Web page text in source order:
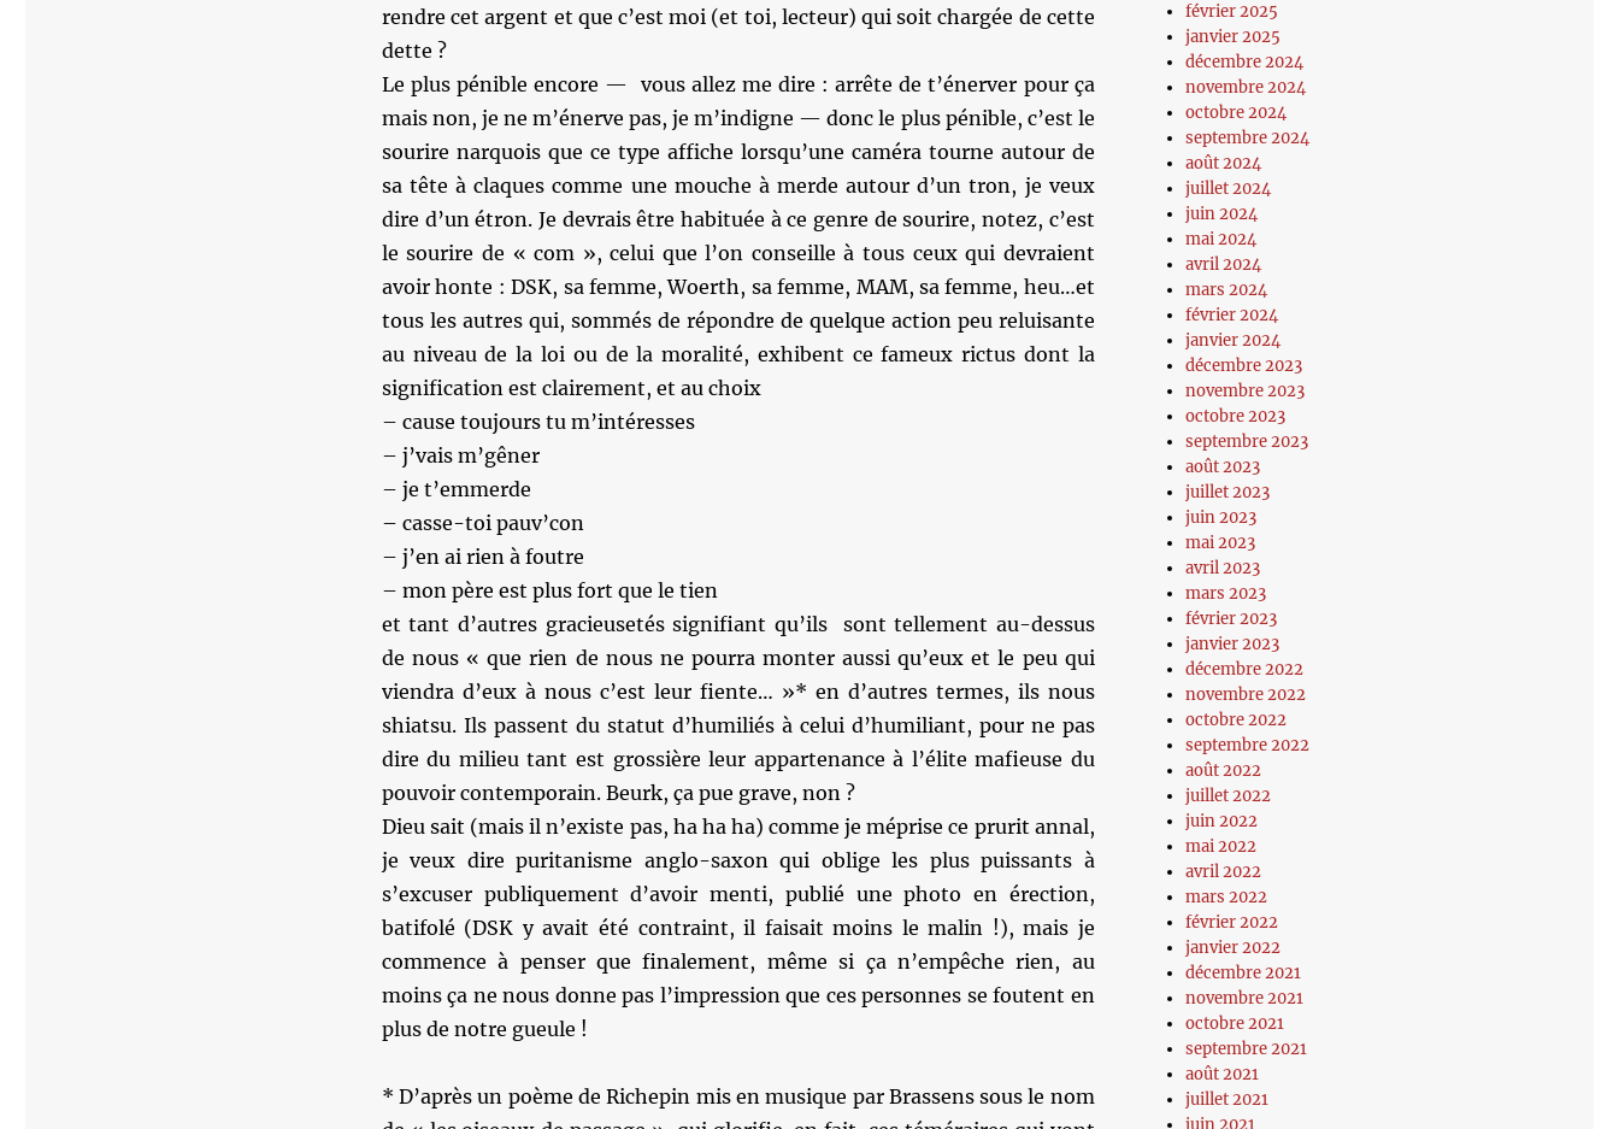
rendre cet argent et que c’est moi (et toi, lecteur) qui soit chargée de cette
dette ?
Le plus pénible encore — vous allez me dire : arrête de t’énerver pour ça
mais non, je ne m’énerve pas, je m’indigne — donc le plus pénible, c’est le
sourire narquois que ce type affiche lorsqu’une caméra tourne autour de
sa tête à claques comme une mouche à merde autour d’un tron, je veux
dire d’un étron. Je devrais être habituée à ce genre de sourire, notez, c’est
le sourire de « com », celui que l’on conseille à tous ceux qui devraient
avoir honte : DSK, sa femme, Woerth, sa femme, MAM, sa femme, heu…et
tous les autres qui, sommés de répondre de quelque action peu reluisante
au niveau de la loi ou de la moralité, exhibent ce fameux rictus dont la
signification est clairement, et au choix
– cause toujours tu m’intéresses
– j’vais m’gêner
– je t’emmerde
– casse-toi pauv’con
– j’en ai rien à foutre
– mon père est plus fort que le tien
et tant d’autres gracieusetés signifiant qu’ils sont tellement au-dessus
de nous « que rien de nous ne pourra monter aussi qu’eux et le peu qui
viendra d’eux à nous c’est leur fiente… »* en d’autres termes, ils nous
shiatsu. Ils passent du statut d’humiliés à celui d’humiliant, pour ne pas
dire du milieu tant est grossière leur appartenance à l’élite mafieuse du
pouvoir contemporain. Beurk, ça pue grave, non ?
Dieu sait (mais il n’existe pas, ha ha ha) comme je méprise ce prurit annal,
je veux dire puritanisme anglo-saxon qui oblige les plus puissants à
s’excuser publiquement d’avoir menti, publié une photo en érection,
batifolé (DSK y avait été contraint, il faisait moins le malin !), mais je
commence à penser que finalement, même si ça n’empêche rien, au
moins ça ne nous donne pas l’impression que ces personnes se foutent en
plus de notre gueule !
* D’après un poème de Richepin mis en musique par Brassens sous le nom
février 2025
janvier 2025
décembre 2024
novembre 2024
octobre 2024
septembre 2024
août 2024
juillet 2024
juin 2024
mai 2024
avril 2024
mars 2024
février 2024
janvier 2024
décembre 2023
novembre 2023
octobre 2023
septembre 2023
août 2023
juillet 2023
juin 2023
mai 2023
avril 2023
mars 2023
février 2023
janvier 2023
décembre 2022
novembre 2022
octobre 2022
septembre 2022
août 2022
juillet 2022
juin 2022
mai 2022
avril 2022
mars 2022
février 2022
janvier 2022
décembre 2021
novembre 2021
octobre 2021
septembre 2021
août 2021
juillet 2021
juin 2021